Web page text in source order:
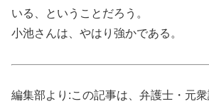
いる、ということだろう。
小池さんは、やはり強かである。
編集部より:この記事は、弁護士・元